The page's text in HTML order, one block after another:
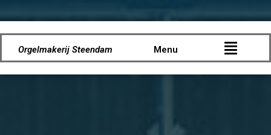
Orgelmakerij Steendam Menu